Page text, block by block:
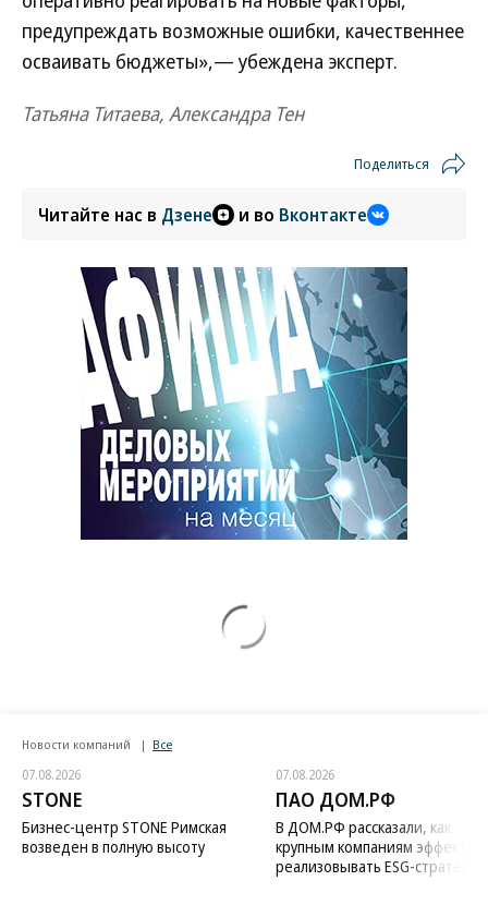
предупреждать возможные ошибки, качественнее
осваивать бюджеты»,— убеждена эксперт.
Татьяна Титаева, Александра Тен
Поделиться
Читайте нас в Дзене и во Вконтакте
Новости компаний Все
07.08.2026
STONE
Бизнес-центр STONE Римская
возведен в полную высоту
07.08.2026
ПАО ДОМ.РФ
В ДОМ.РФ рассказали, как
крупным компаниям
реализовывать ESG-стратегию